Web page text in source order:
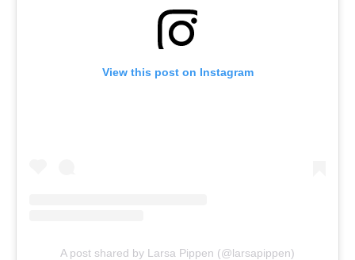
View this post on Instagram
A post shared by Larsa Pippen (@larsapippen)